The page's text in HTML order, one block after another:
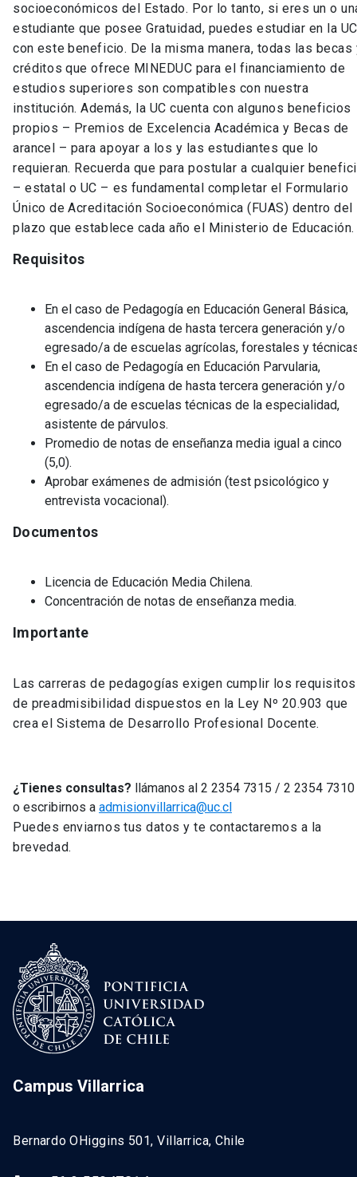
socioeconómicos del Estado. Por lo tanto, si eres un o
estudiante que posee Gratuidad, puedes estudiar en la UC
con este beneficio. De la misma manera, todas las becas
créditos que ofrece MINEDUC para el financiamiento de
estudios superiores son compatibles con nuestra
institución. Además, la UC cuenta con algunos beneficios
propios – Premios de Excelencia Académica y Becas de
arancel – para apoyar a los y las estudiantes que lo
requieran. Recuerda que para postular a cualquier
– estatal o UC – es fundamental completar el Formulario
Único de Acreditación Socioeconómica (FUAS) dentro del
plazo que establece cada año el Ministerio de Educación.
Requisitos
En el caso de Pedagogía en Educación General Básica,
ascendencia indígena de hasta tercera generación y/o
egresado/a de escuelas agrícolas, forestales y
En el caso de Pedagogía en Educación Parvularia,
ascendencia indígena de hasta tercera generación y/o
egresado/a de escuelas técnicas de la especialidad,
asistente de párvulos.
Promedio de notas de enseñanza media igual a cinco
(5,0).
Aprobar exámenes de admisión (test psicológico y
entrevista vocacional).
Documentos
Licencia de Educación Media Chilena.
Concentración de notas de enseñanza media.
Importante
Las carreras de pedagogías exigen cumplir los requisitos
de preadmisibilidad dispuestos en la Ley Nº 20.903 que
crea el Sistema de Desarrollo Profesional Docente.
¿Tienes consultas? llámanos al 2 2354 7315 / 2 2354 7310
o escribirnos a admisionvillarrica@uc.cl
Puedes enviarnos tus datos y te contactaremos a la
brevedad.
Campus Villarrica
Bernardo OHiggins 501, Villarrica, Chile